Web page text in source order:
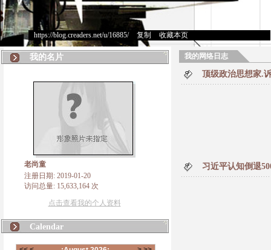
https://blog.creaders.net/u/16885/> 复制 收藏本页
我的名片
老尚童
注册日期: 2019-01-20
访问总量: 15,633,164 次
点击查看我的个人资料
Calendar
我的网络日志
顶级政治思想家.
习近平认知倒退